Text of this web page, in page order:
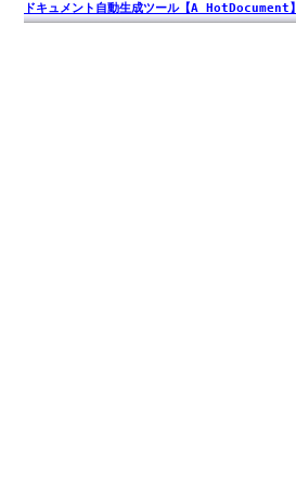
ドキュメント自動生成ツール【A HotDocument】